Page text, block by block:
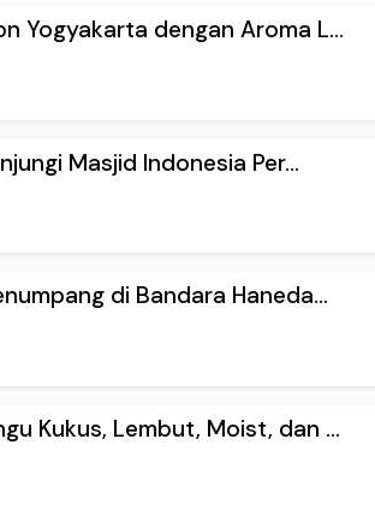
Yogyakarta dengan Aroma L...
Masjid Indonesia Per...
di Bandara Haneda...
Kukus, Lembut, Moist, dan ...